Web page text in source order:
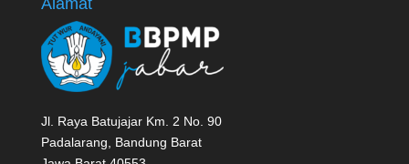
Jl. Raya Batujajar Km. 2 No. 90
Padalarang, Bandung Barat